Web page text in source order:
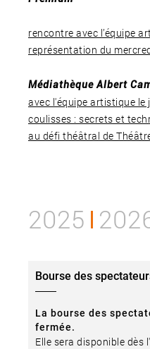
rencontre avec l’équipe
représentation du
Médiathèque Albert
avec l'équipe artistique le
coulisses : secrets et
au défi théâtral de
2025
Bourse des
La bourse des
fermée.
Elle sera disponible dès